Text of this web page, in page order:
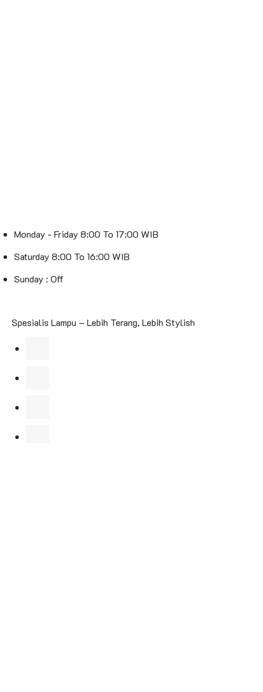
Monday - Friday 8:00 To 17:00 WIB
Saturday 8:00 To 16:00 WIB
Sunday : Off
Spesialis Lampu – Lebih Terang, Lebih Stylish